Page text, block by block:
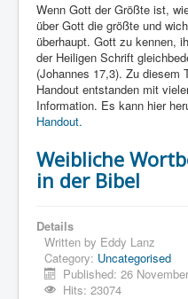
Greek NT
Book Corner
Links
Linux and Open Source
Wenn Gott der Größte ist,
über Gott die größte und
überhaupt. Gott zu kennen,
der Heiligen Schrift
(Johannes 17,3). Zu diesem
Handout entstanden mit
Information. Es kann hier
Handout.
Weibliche
in der Bibel
Details
Written by Eddy Lanz
Category: Uncategorised
Published: 26
Hits: 23074